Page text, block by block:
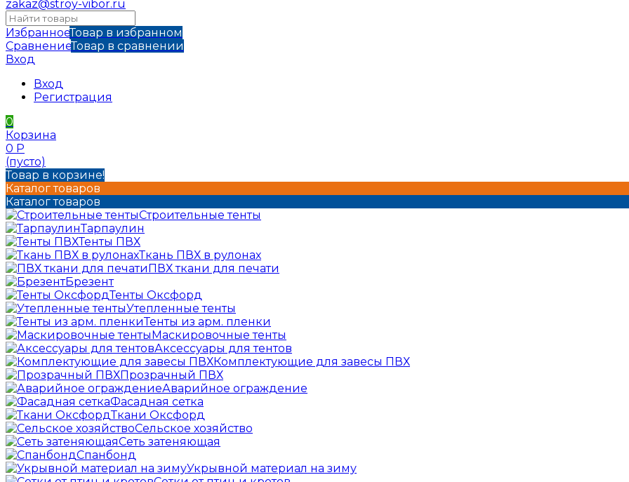
zakaz@stroy-vibor.ru
ИзбранноеТовар в избранном
СравнениеТовар в сравнении
Вход
Вход
Регистрация
0
Корзина
0 Р
(пусто)
Товар в корзине!
Каталог товаров
Каталог товаров
Строительные тенты
Тарпаулин
Тенты ПВХ
Ткань ПВХ в рулонах
ПВХ ткани для печати
Брезент
Тенты Оксфорд
Утепленные тенты
Тенты из арм. пленки
Маскировочные тенты
Аксессуары для тентов
Комплектующие для завесы ПВХ
Прозрачный ПВХ
Аварийное ограждение
Фасадная сетка
Ткани Оксфорд
Сельское хозяйство
Сеть затеняющая
Спанбонд
Укрывной материал на зиму